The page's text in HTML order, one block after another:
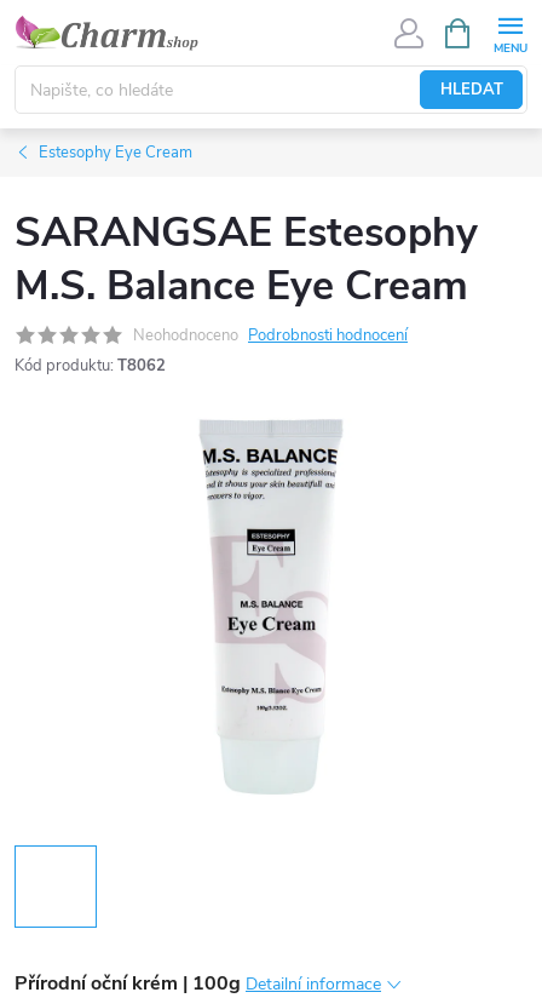
Přejít
obsah
HLEDAT
NÁKUPNÍ
KOŠÍK
Estesophy Eye Cream
SARANGSAE Estesophy
M.S. Balance Eye Cream
Neohodnoceno Podrobnosti hodnocení
Kód produktu: T8062
Přírodní oční krém | 100g Detailní informace